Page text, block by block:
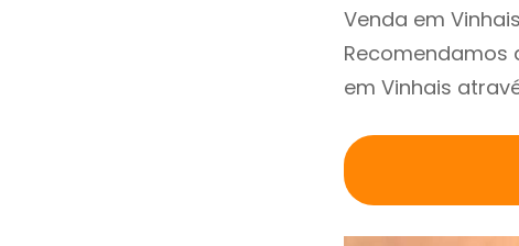
Venda em
Recomendamos
em Vinhais